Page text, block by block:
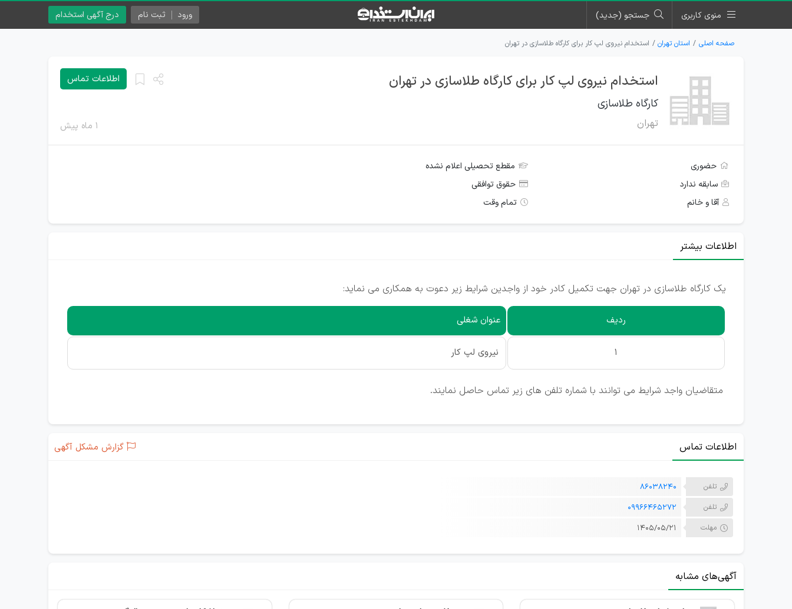
منوی کاربری جستجو (جدید) درج آگهی استخدام ورود ثبت نام
صفحه اصلی استان تهران استخدام نیروی لپ کار برای کارگاه طلاسازی در تهران
استخدام نیروی لپ کار برای کارگاه طلاسازی در تهران
کارگاه طلاسازی
تهران ۱ ماه پیش
اطلاعات تماس
حضوری
مقطع تحصیلی اعلام نشده
سابقه ندارد
حقوق توافقی
آقا و خانم
تمام وقت
اطلاعات بیشتر
یک کارگاه طلاسازی در تهران جهت تکمیل کادر خود از واجدین شرایط زیر دعوت به همکاری می نماید:
ردیف عنوان شغلی
1 نیروی لپ کار
متقاضیان واجد شرایط می توانند با شماره تلفن های زیر تماس حاصل نمایند.
اطلاعات تماس گزارش مشکل آگهی
تلفن 86038240
تلفن 09966465272
مهلت ۱۴۰۵/۰۵/۲۱
آگهی‌های مشابه